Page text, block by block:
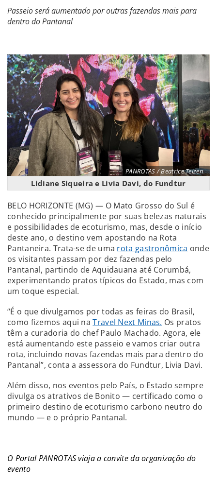
Passeio será aumentado por outras fazendas mais para
dentro do Pantanal
PANROTAS / Beatrice Teizen
Lidiane Siqueira e Livia Davi, do Fundtur
BELO HORIZONTE (MG) — O Mato Grosso do Sul é
conhecido principalmente por suas belezas naturais
e possibilidades de ecoturismo, mas, desde o início
deste ano, o destino vem apostando na Rota
Pantaneira. Trata-se de uma rota gastronômica onde
os visitantes passam por dez fazendas pelo
Pantanal, partindo de Aquidauana até Corumbá,
experimentando pratos típicos do Estado, mas com
um toque especial.
“É o que divulgamos por todas as feiras do Brasil,
como fizemos aqui naTravel Next Minas. Os pratos
têm a curadoria do chef Paulo Machado. Agora, ele
está aumentando este passeio e vamos criar outra
rota, incluindo novas fazendas mais para dentro do
Pantanal”, conta a assessora do Fundtur, Livia Davi.
Além disso, nos eventos pelo País, o Estado sempre
divulga os atrativos de Bonito — certificado como o
primeiro destino de ecoturismo carbono neutro do
mundo — e o próprio Pantanal.
O Portal PANROTAS viaja a convite da organização do
evento